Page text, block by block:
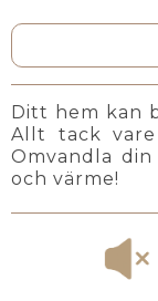
Ditt hem kan
Allt tack vare
Omvandla
och värme!